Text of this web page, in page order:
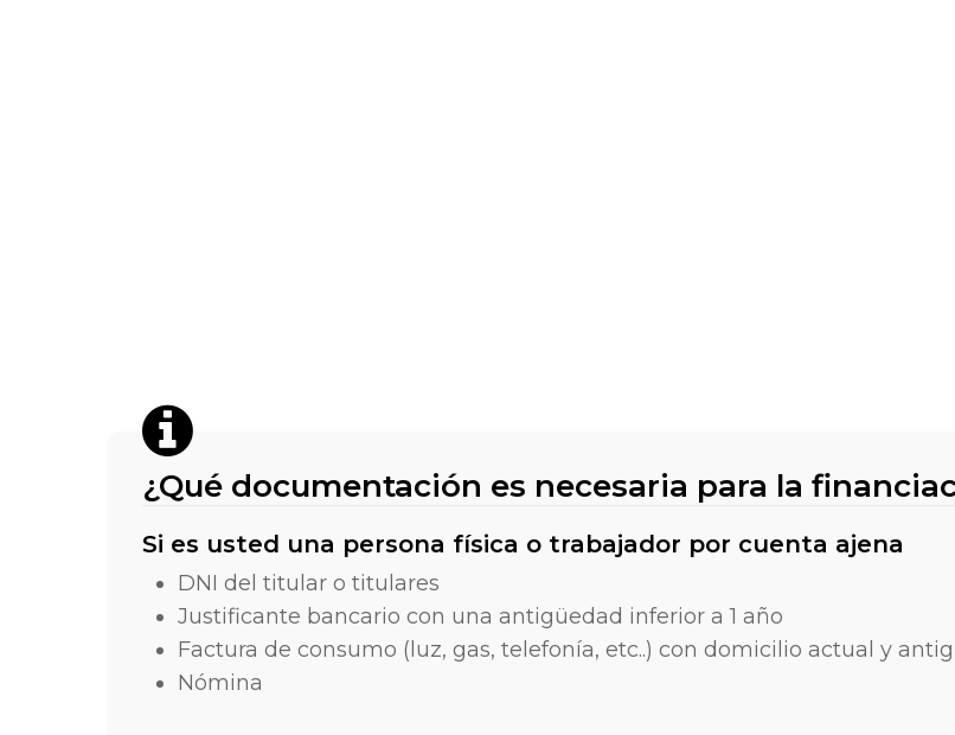
¿Qué documentación es necesaria para la
Si es usted una persona física o trabajador por cuenta ajena
DNI del titular o titulares
Justificante bancario con una antigüedad inferior a 1 año
Factura de consumo (luz, gas, telefonía, etc..) con domicilio actual y
Nómina